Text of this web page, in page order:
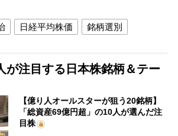
日経平均株価 銘柄選別
が注目する日本株銘柄＆テー
【億り人オールスターが狙う20銘柄】
「総資産69億円超」の10人が選んだ注
目株